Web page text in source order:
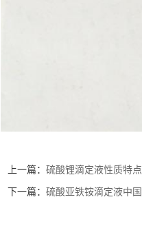
上一篇： 硫酸锂滴定液性质特
下一篇： 硫酸亚铁铵滴定液中